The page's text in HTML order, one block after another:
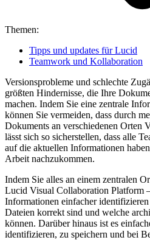
Themen:
Tipps und updates für Lucid
Teamwork und Kollaboration
Versionsprobleme und schlechte
größten Hindernisse, die Ihre
machen. Indem Sie eine zentrale
können Sie vermeiden, dass durch
Dokuments an verschiedenen Orten
lässt sich so sicherstellen, dass alle
auf die aktuellen Informationen
Arbeit nachzukommen.
Indem Sie alles an einem zentralen
Lucid Visual Collaboration Platform
Informationen einfacher
Dateien korrekt sind und welche
können. Darüber hinaus ist es
identifizieren, zu speichern und bei